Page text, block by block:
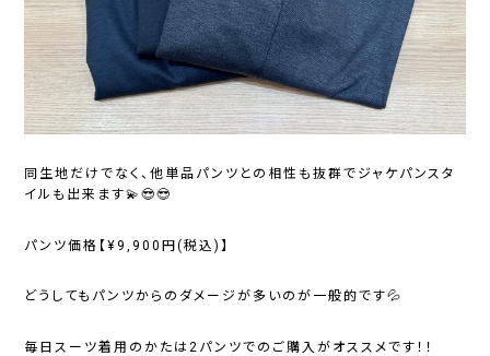
同生地だけでなく、他単品パンツとの相性も抜群でジャケパンスタ
イルも出来ます💫😎😎
パンツ価格【¥9,900円(税込)】
どうしてもパンツからのダメージが多いのが一般的です💦
毎日スーツ着用のかたは2パンツでのご購入がオススメです！！